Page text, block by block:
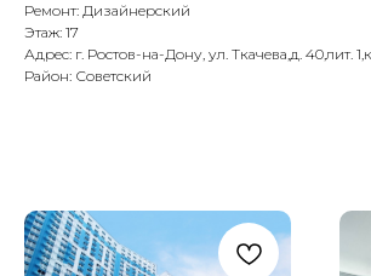
Ремонт: Дизайнерский
Этаж: 17
Адрес: г. Ростов-на-Дону, ул. Ткачева,д. 40,лит.
Район: Советский